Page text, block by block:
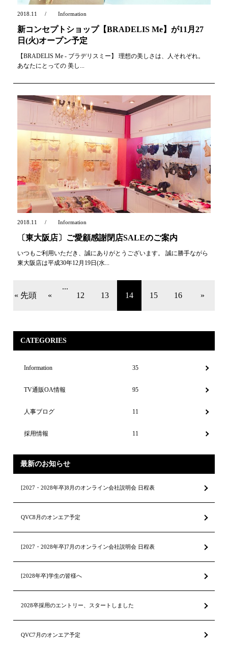
2018.11 Information
新コンセプトショップ【BRADELIS Me】が11月27
日(火)オープン予定
【BRADELIS Me - ブラデリスミー】 理想の美しさは、人それぞれ。
あなたにとっての 美し...
2018.11 Information
〔東大阪店〕ご愛顧感謝閉店SALEのご案内
いつもご利用いただき、誠にありがとうございます。 誠に勝手ながら
東大阪店は平成30年12月19日(水...
« 先頭 «
...
12
13 14 15 16 »
CATEGORIES
Information 35
TV通販OA情報 95
人事ブログ 11
採用情報 11
最新のお知らせ
[2027・2028年卒]8月のオンライン会社説明会 日程表
QVC8月のオンエア予定
[2027・2028年卒]7月のオンライン会社説明会 日程表
[2028年卒]学生の皆様へ
2028卒採用のエントリー、スタートしました
QVC7月のオンエア予定